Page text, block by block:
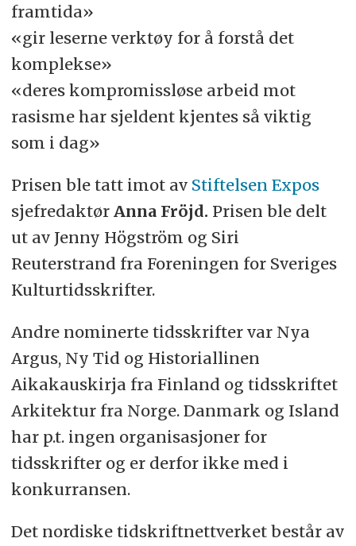
framtida»
«gir leserne verktøy for å forstå det
komplekse»
«deres kompromissløse arbeid mot
rasisme har sjeldent kjentes så viktig
som i dag»
Prisen ble tatt imot av Stiftelsen Expos
sjefredaktør Anna Fröjd. Prisen ble delt
ut av Jenny Högström og Siri
Reuterstrand fra Foreningen for Sveriges
Kulturtidsskrifter.
Andre nominerte tidsskrifter var Nya
Argus, Ny Tid og Historiallinen
Aikakauskirja fra Finland og tidsskriftet
Arkitektur fra Norge. Danmark og Island
har p.t. ingen organisasjoner for
tidsskrifter og er derfor ikke med i
konkurransen.
Det nordiske tidskriftnettverket består av